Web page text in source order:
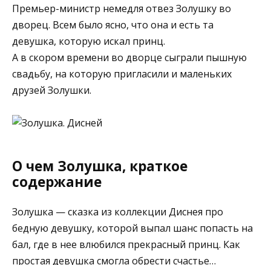
Премьер-министр немедля отвез Золушку во
дворец. Всем было ясно, что она и есть та
девушка, которую искал принц.
А в скором времени во дворце сыграли пышную
свадьбу, на которую пригласили и маленьких
друзей Золушки.
О чем Золушка, краткое
содержание
Золушка — сказка из коллекции Диснея про
бедную девушку, которой выпал шанс попасть на
бал, где в нее влюбился прекрасный принц. Как
простая девушка смогла обрести счастье…